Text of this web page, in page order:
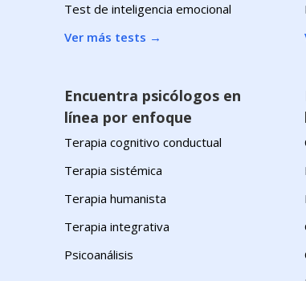
Test de inteligencia emocional
Ver más tests →
Encuentra psicólogos en
línea por enfoque
Terapia cognitivo conductual
Terapia sistémica
Terapia humanista
Terapia integrativa
Psicoanálisis